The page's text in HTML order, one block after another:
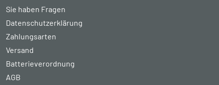
Sie haben Fragen
Datenschutzerklärung
Zahlungsarten
Versand
Batterieverordnung
AGB